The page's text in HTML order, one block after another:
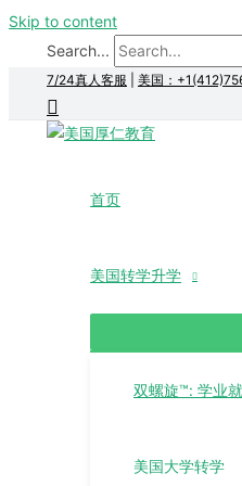
Skip to content
Search...
7/24真人客服 美国：
首页
美国转学升学
双螺旋™: 学业
美国大学转学